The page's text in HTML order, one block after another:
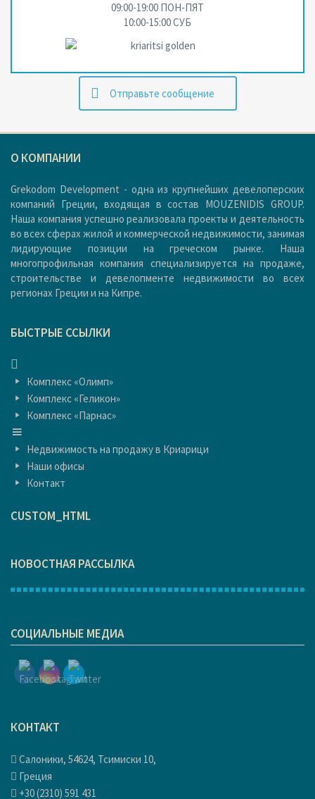
09:00-19:00 ПОН-ПЯТ
10:00-15:00 СУБ
Oтправьте сообщение
О КОМПАНИИ
Grekodom Development - одна из крупнейших девелоперских
компаний Греции, входящая в состав MOUZENIDIS GROUP.
Наша компания успешно реализовала проекты и деятельность
во всех сферах жилой и коммерческой недвижимости, занимая
лидирующие позиции на греческом рынке. Наша
многопрофильная компания специализируется на продаже,
строительстве и девелопменте недвижимости во всех
регионах Греции и на Кипре.
БЫСТРЫЕ ССЫЛКИ
Комплекс «Олимп»
Комплекс «Геликон»
Комплекс «Парнас»
Недвижимость на продажу в Криарици
Наши офисы
Контакт
CUSTOM_HTML
НОВОСТНАЯ РАССЫЛКА
СОЦИАЛЬНЫЕ МЕДИА
КОНТАКТ
Салоники, 54624, Тсимиски 10,
Греция
+30 (2310) 591 431